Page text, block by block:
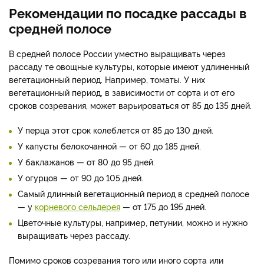
Рекомендации по посадке рассады в
средней полосе
В средней полосе России уместно выращивать через
рассаду те овощные культуры, которые имеют удлиненный
вегетационный период. Например, томаты. У них
вегетационный период, в зависимости от сорта и от его
сроков созревания, может варьироваться от 85 до 135 дней.
У перца этот срок колеблется от 85 до 130 дней.
У капусты белокочанной — от 60 до 185 дней.
У баклажанов — от 80 до 95 дней.
У огурцов — от 90 до 105 дней.
Самый длинный вегетационный период в средней полосе
— у корневого сельдерея — от 175 до 195 дней.
Цветочные культуры, например, петунии, можно и нужно
выращивать через рассаду.
Помимо сроков созревания того или иного сорта или